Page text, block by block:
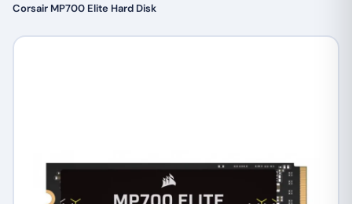
Corsair MP700 Elite Hard Disk